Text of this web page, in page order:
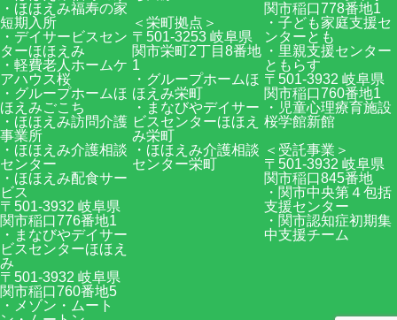
・ほほえみ福寿の家
短期入所
・デイサービスセン
ターほほえみ
・軽費老人ホームケ
アハウス桜
・グループホームほ
ほえみごこち
・ほほえみ訪問介護
事業所
・ほほえみ介護相談
センター
・ほほえみ配食サー
ビス
〒501-3932 岐阜県
関市稲口776番地1
・まなびやデイサー
ビスセンターほほえ
み
〒501-3932 岐阜県
関市稲口760番地5
・メゾン・ムート
＜栄町拠点＞
〒501-3253 岐阜県
関市栄町2丁目8番地
1
・グループホームほ
ほえみ栄町
・まなびやデイサー
ビスセンターほほえ
み栄町
・ほほえみ介護相談
センター栄町
関市稲口778番地1
・子ども家庭支援セ
ンターとも
・里親支援センター
ともらす
〒501-3932 岐阜県
関市稲口760番地1
・児童心理療育施設
桜学館新館
＜受託事業＞
〒501-3932 岐阜県
関市稲口845番地
・関市中央第４包括
支援センター
・関市認知症初期集
中支援チーム